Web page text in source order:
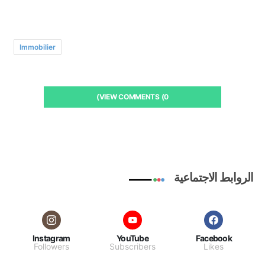
Immobilier
VIEW COMMENTS (0)
الروابط الاجتماعية
Facebook
Likes
YouTube
Subscribers
Instagram
Followers